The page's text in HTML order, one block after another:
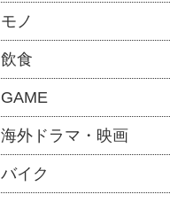
モノ
飲食
GAME
海外ドラマ・映画
バイク